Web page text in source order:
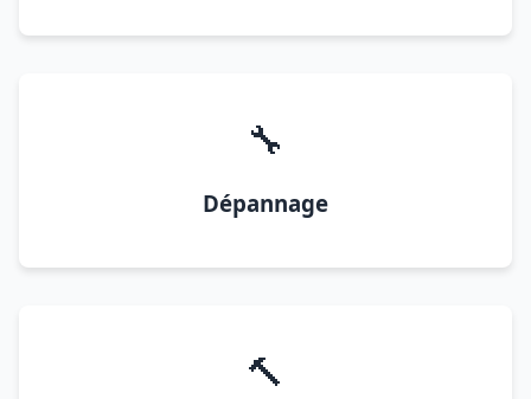
🔧
Dépannage
🔨